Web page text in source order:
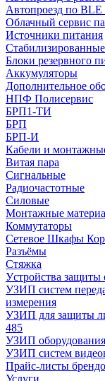
Автопроезд по BLE
Облачный сервис
Источники питания
Блоки резервного
Аккумуляторы
Дополнительное
НПФ Полисервис
БРП1-ТИ
БРП
БРП-И
Кабели и
Витая пара
Сигнальные
Радиочастотные
Силовые
Монтажные
Коммутаторы
Сетевое Шкафы
Разъёмы
Стяжка
Уcтройства
УЗИП систем
измерения
УЗИП для защиты
485
УЗИП
УЗИП систем
Прайс-листы
Услуги